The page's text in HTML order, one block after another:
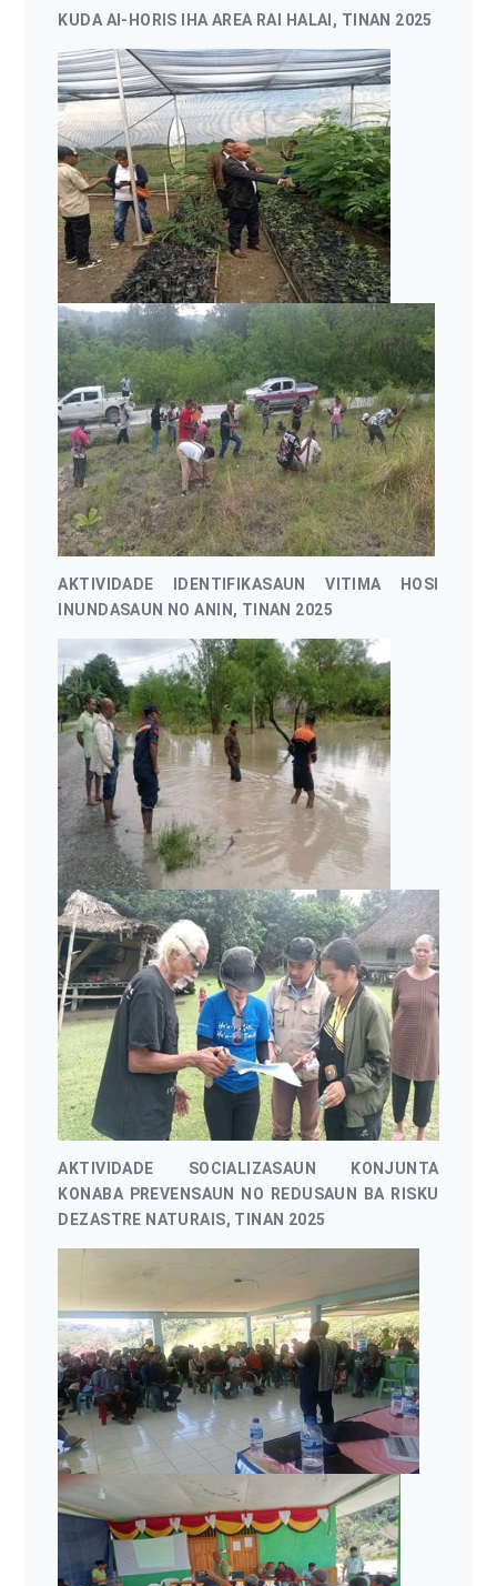
KUDA AI-HORIS IHA AREA RAI HALAI, TINAN 2025
AKTIVIDADE IDENTIFIKASAUN VITIMA HOSI
INUNDASAUN NO ANIN, TINAN 2025
AKTIVIDADE SOCIALIZASAUN KONJUNTA
KONABA PREVENSAUN NO REDUSAUN BA RISKU
DEZASTRE NATURAIS, TINAN 2025